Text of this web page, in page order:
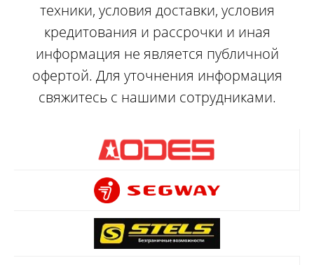
техники, условия доставки, условия
кредитования и рассрочки и иная
информация не является публичной
офертой. Для уточнения информация
свяжитесь с нашими сотрудниками.